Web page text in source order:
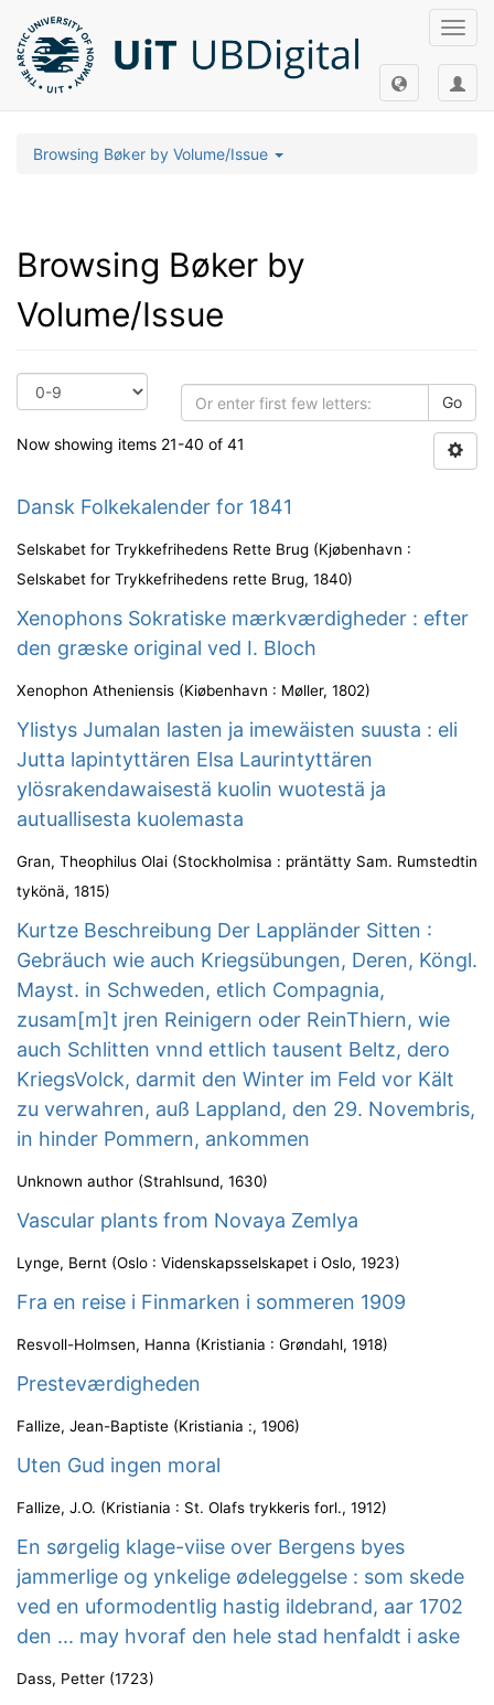
Browsing Bøker by Volume/Issue
Browsing Bøker by
Volume/Issue
Go
Now showing items 21-40 of 41
Dansk Folkekalender for 1841
Selskabet for Trykkefrihedens Rette Brug (Kjøbenhavn :
Selskabet for Trykkefrihedens rette Brug, 1840)
Xenophons Sokratiske mærkværdigheder : efter
den græske original ved I. Bloch
Xenophon Atheniensis (Kiøbenhavn : Møller, 1802)
Ylistys Jumalan lasten ja imewäisten suusta : eli
Jutta lapintyttären Elsa Laurintyttären
ylösrakendawaisestä kuolin wuotestä ja
autuallisesta kuolemasta
Gran, Theophilus Olai (Stockholmisa : präntätty Sam. Rumstedtin
tykönä, 1815)
Kurtze Beschreibung Der Lappländer Sitten :
Gebräuch wie auch Kriegsübungen, Deren, Köngl.
Mayst. in Schweden, etlich Compagnia,
zusam[m]t jren Reinigern oder ReinThiern, wie
auch Schlitten vnnd ettlich tausent Beltz, dero
KriegsVolck, darmit den Winter im Feld vor Kält
zu verwahren, auß Lappland, den 29. Novembris,
in hinder Pommern, ankommen
Unknown author (Strahlsund, 1630)
Vascular plants from Novaya Zemlya
Lynge, Bernt (Oslo : Videnskapsselskapet i Oslo, 1923)
Fra en reise i Finmarken i sommeren 1909
Resvoll-Holmsen, Hanna (Kristiania : Grøndahl, 1918)
Presteværdigheden
Fallize, Jean-Baptiste (Kristiania :, 1906)
Uten Gud ingen moral
Fallize, J.O. (Kristiania : St. Olafs trykkeris forl., 1912)
En sørgelig klage-viise over Bergens byes
jammerlige og ynkelige ødeleggelse : som skede
ved en uformodentlig hastig ildebrand, aar 1702
den ... may hvoraf den hele stad henfaldt i aske
Dass, Petter (1723)